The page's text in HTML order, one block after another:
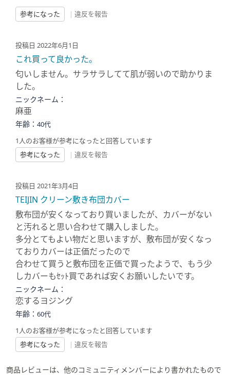
参考になった
| 違反を報告
投稿日 2022年6月1日
これ買って良かった。
匂いしません。サラサラしてて肌が弱いので助かりま
した。
ニックネーム：
麻亜
年齢： 40代
1人のお客様が参考になったと回答しています
参考になった
| 違反を報告
投稿日 2021年3月4日
TEIJIN クリーン敷き布団カバー
敷布団が安くなっており買いましたが、カバーがない
と汚れると思い合わせて購入しました。
多分とてもよい物だと思いますが、敷布団が安くなっ
ておりカバーは正価だったので
合わせて買うと敷布団を正価で買ったようで、もう少
しカバーもｾｯﾄ買であれば安くお願いしたいです。
ニックネーム：
恋するヨジング
年齢： 60代
1人のお客様が参考になったと回答しています
参考になった
| 違反を報告
商品レビューは、他のコミュニティメンバーにより書かれたもので